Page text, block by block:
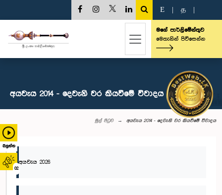
බලන්න
02
E த
මගේ පාර්ලිමේන්තුව
මෙතැනින් පිවිසෙන්න
අයවැය 2014 - දෙවැනි වර කියවීමේ විවාදය
මුල් පිටුව අයවැය 2014 - දෙවැනි වර කියවීමේ විවාදය
අයවැය 2026